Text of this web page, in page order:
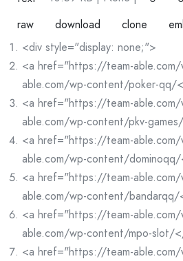
raw
download clone
<div style="display: none;">
<a href="https://team-
able.com/wp-content/poker-qq/
<a href="https://team-
able.com/wp-content/pkv-
<a href="https://team-
able.com/wp-content/
<a href="https://team-
able.com/wp-content/bandarqq/
<a href="https://team-
able.com/wp-content/mpo-slot/
<a href="https://team-